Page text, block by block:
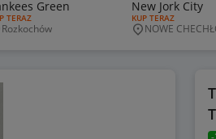
Green
OFERTY:
TERAZ
Rozkochów
New Jork City
RODZAJ OFERTY:
KUP TERAZ
Miejscowość
NOWE